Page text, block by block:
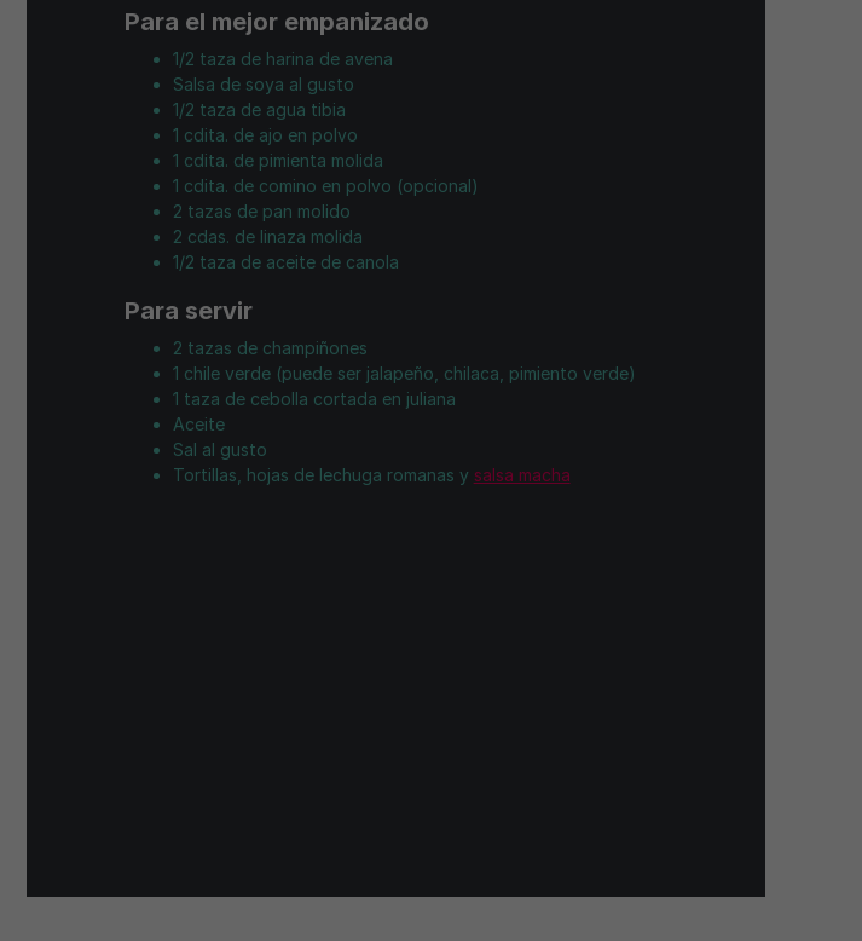
Para el mejor empanizado
1/2 taza de harina de avena
Salsa de soya al gusto
1/2 taza de agua tibia
1 cdita. de ajo en polvo
1 cdita. de pimienta molida
1 cdita. de comino en polvo (opcional)
2 tazas de pan molido
2 cdas. de linaza molida
1/2 taza de aceite de canola
Para servir
2 tazas de champiñones
1 chile verde (puede ser jalapeño, chilaca, pimiento verde)
1 taza de cebolla cortada en juliana
Aceite
Sal al gusto
Tortillas, hojas de lechuga romanas y salsa macha